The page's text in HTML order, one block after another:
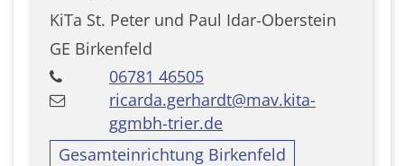
KiTa St. Peter und Paul Idar-Oberstein
GE Birkenfeld
06781 46505
ricarda.gerhardt@mav.kita-
ggmbh-trier.de
Gesamteinrichtung Birkenfeld